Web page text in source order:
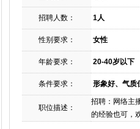
招聘人数： 1人
性别要求： 女性
年龄要求： 20-40岁以下
条件要求： 形象好、气质
职位描述：
招聘：网络主
的经验也可，